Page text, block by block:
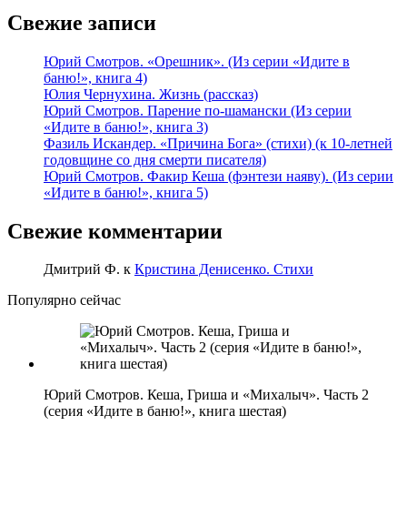
Свежие записи
Юрий Смотров. «Орешник». (Из серии «Идите в
баню!», книга 4)
Юлия Чернухина. Жизнь (рассказ)
Юрий Смотров. Парение по-шамански (Из серии
«Идите в баню!», книга 3)
Фазиль Искандер. «Причина Бога» (стихи) (к 10-летней
годовщине со дня смерти писателя)
Юрий Смотров. Факир Кеша (фэнтези наяву). (Из серии
«Идите в баню!», книга 5)
Свежие комментарии
Дмитрий Ф. к Кристина Денисенко. Стихи
Популярно сейчас
Юрий Смотров. Кеша, Гриша и «Михалыч». Часть 2
(серия «Идите в баню!», книга шестая)